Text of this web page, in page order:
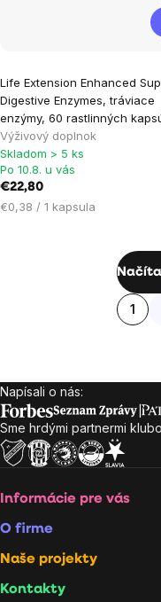
Life Extension Enhanced
Digestive Enzymes, tráviace
enzýmy, 60 rastlinných
Výživový doplnok
Skladom > 5 ks
Po 10.8. u vás
€22,80
Jednotková
€0,38 / 1 kapsula
1
Zápätie
Napísali o nás:
Sme hrdými partnermi
Informácie pre vás
O firme
Naše projekty
Kontakty